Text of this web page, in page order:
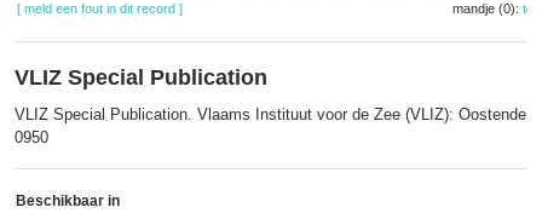
[ meld een fout in dit record ] mandje (0):
VLIZ Special Publication
VLIZ Special Publication. Vlaams Instituut voor de Zee (VLIZ): Oostende.
0950
Beschikbaar in